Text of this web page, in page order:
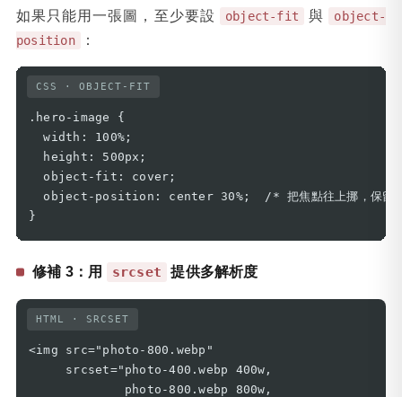
如果只能用一張圖，至少要設 object-fit 與
object-
position
：
CSS · OBJECT-FIT
.hero-image {
  width: 100%;
  height: 500px;
  object-fit: cover;
object-position: center 30%;  /* 把焦點往上挪，保留
}
修補 3：用 srcset 提供多解析度
HTML · SRCSET
<img src="photo-800.webp"
     srcset="photo-400.webp 400w,
             photo-800.webp 800w,